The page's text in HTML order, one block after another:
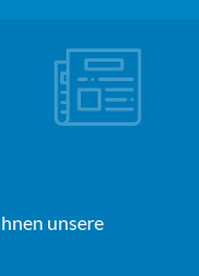
unsere